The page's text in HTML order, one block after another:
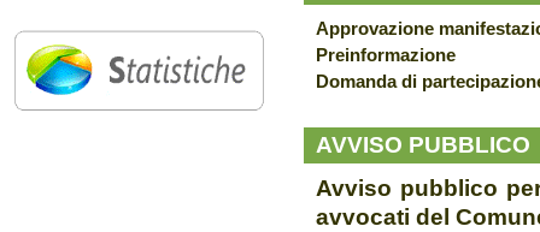
Approvazione
Preinformazione
Domanda di
AVVISO PUBBLICO
Avviso pubblico
avvocati del